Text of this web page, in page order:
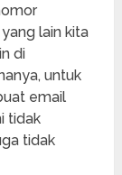
lain kita
di
untuk
email
tidak
tidak